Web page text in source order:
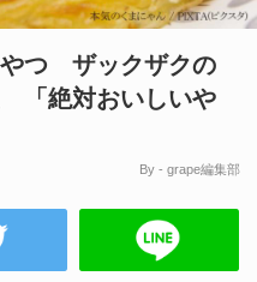
やつ ザックザクの
「絶対おいしいや
By - grape編集部